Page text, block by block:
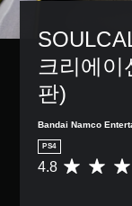
크리에이
판)
Bandai Namco
PS4
총
4.8